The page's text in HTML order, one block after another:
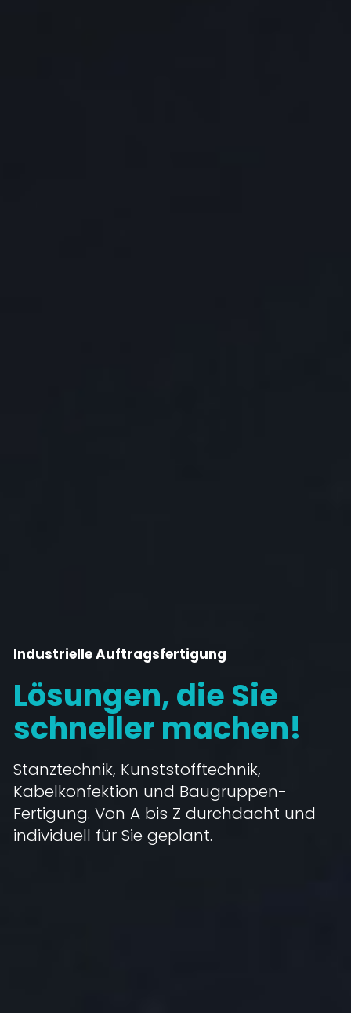
Industrielle Auftragsfertigung
Lösungen, die Sie
schneller machen!
Stanztechnik, Kunststofftechnik,
Kabelkonfektion und Baugruppen-
Fertigung. Von A bis Z durchdacht und
individuell für Sie geplant.